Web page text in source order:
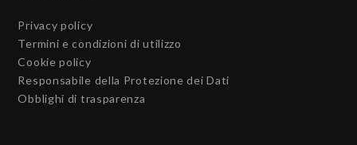
Privacy policy
Termini e condizioni di utilizzo
Cookie policy
Responsabile della Protezione dei Dati
Obblighi di trasparenza